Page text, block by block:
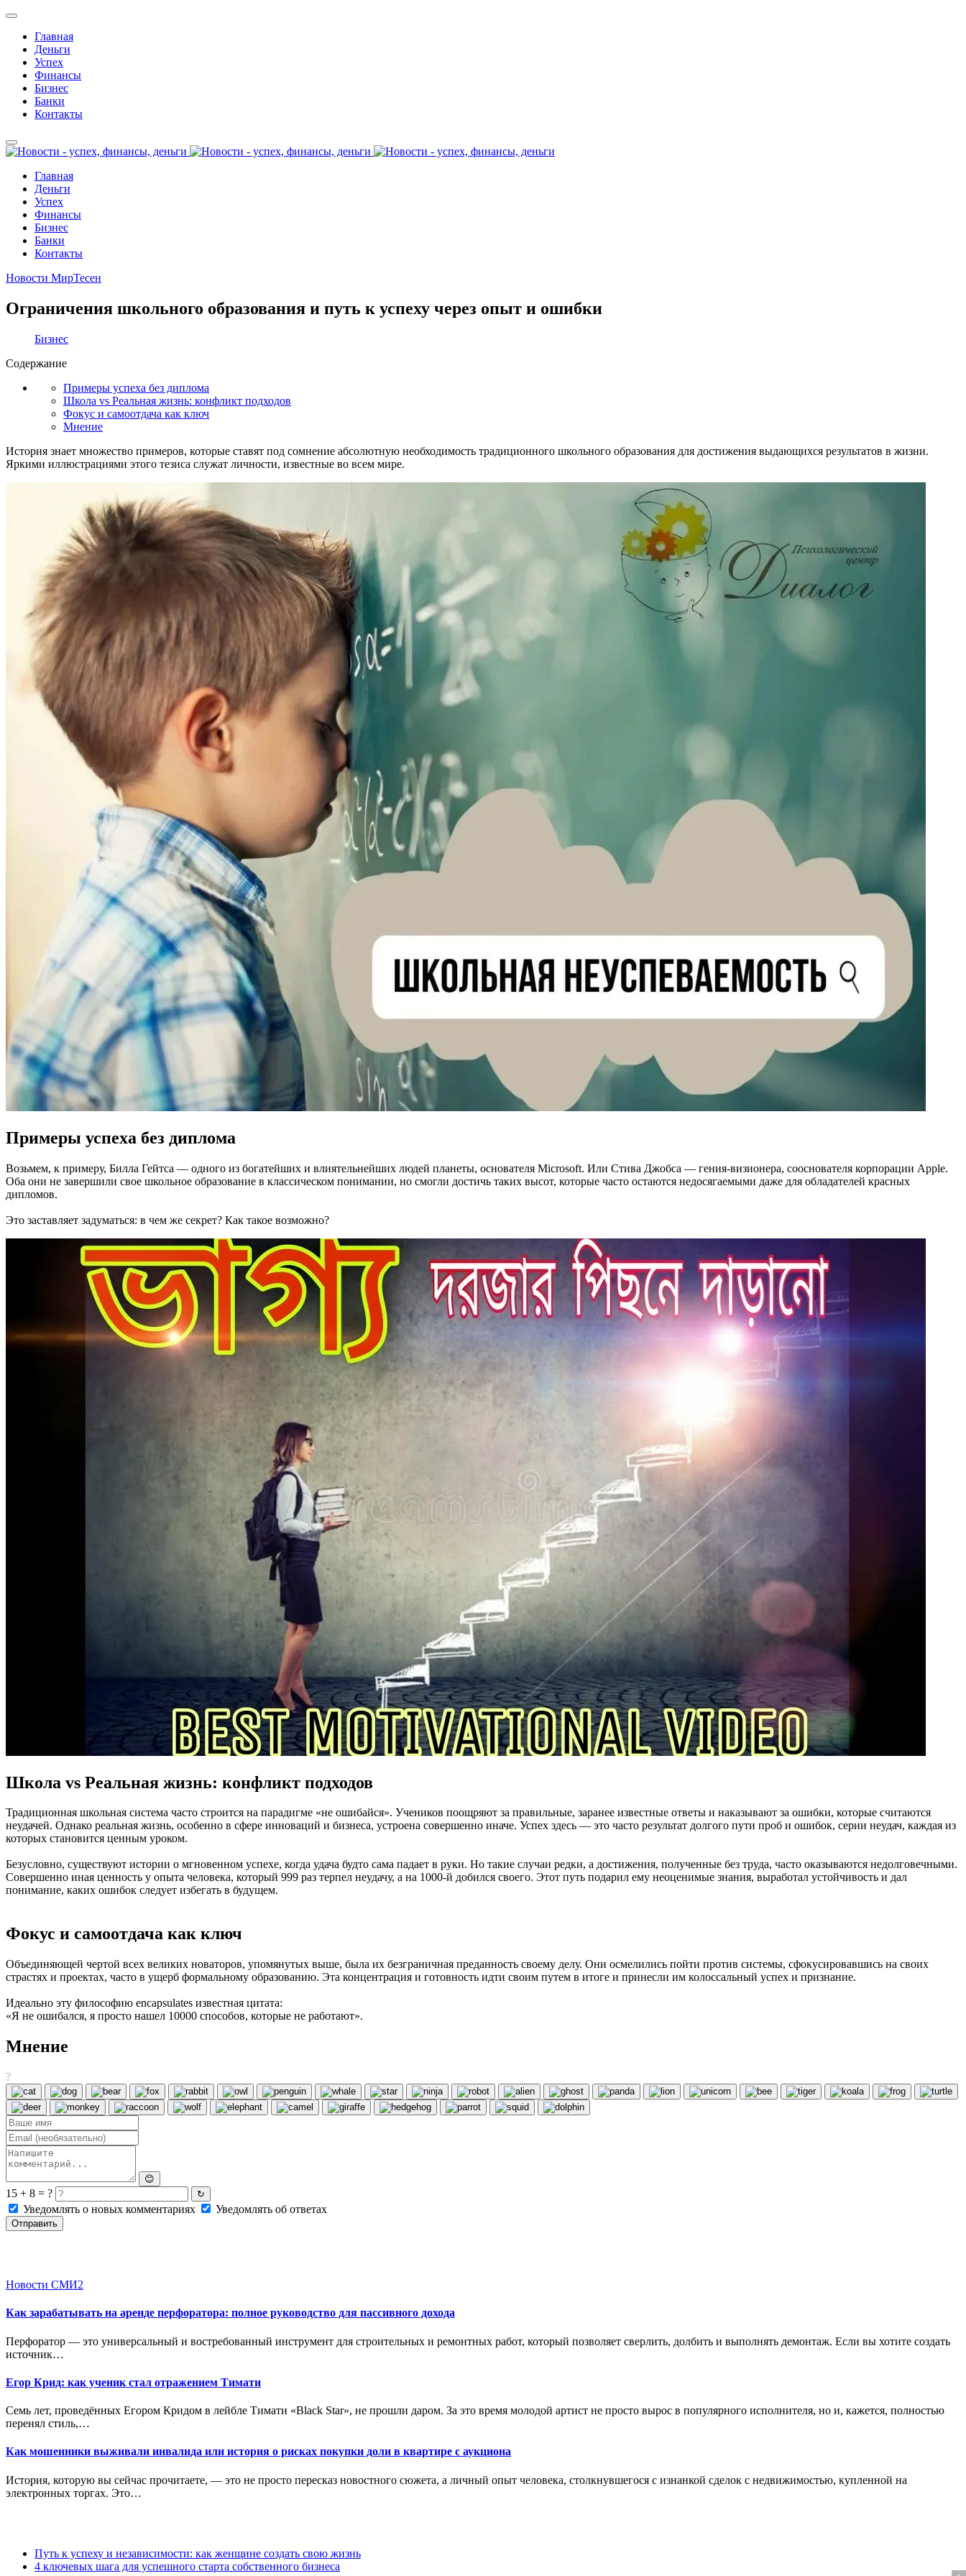
Главная
Деньги
Успех
Финансы
Бизнес
Банки
Контакты
Главная
Деньги
Успех
Финансы
Бизнес
Банки
Контакты
Новости МирТесен
Ограничения школьного образования и путь к успеху через опыт и ошибки
Бизнес
Содержание
Примеры успеха без диплома
Школа vs Реальная жизнь: конфликт подходов
Фокус и самоотдача как ключ
Мнение
История знает множество примеров, которые ставят под сомнение абсолютную необходимость традиционного школьного образования для достижения выдающихся результатов в жизни.
Яркими иллюстрациями этого тезиса служат личности, известные во всем мире.
Примеры успеха без диплома
Возьмем, к примеру, Билла Гейтса — одного из богатейших и влиятельнейших людей планеты, основателя Microsoft. Или Стива Джобса — гения-визионера, сооснователя корпорации Apple.
Оба они не завершили свое школьное образование в классическом понимании, но смогли достичь таких высот, которые часто остаются недосягаемыми даже для обладателей красных
дипломов.
Это заставляет задуматься: в чем же секрет? Как такое возможно?
Школа vs Реальная жизнь: конфликт подходов
Традиционная школьная система часто строится на парадигме «не ошибайся». Учеников поощряют за правильные, заранее известные ответы и наказывают за ошибки, которые считаются
неудачей. Однако реальная жизнь, особенно в сфере инноваций и бизнеса, устроена совершенно иначе. Успех здесь — это часто результат долгого пути проб и ошибок, серии неудач, каждая из
которых становится ценным уроком.
Безусловно, существуют истории о мгновенном успехе, когда удача будто сама падает в руки. Но такие случаи редки, а достижения, полученные без труда, часто оказываются недолговечными.
Совершенно иная ценность у опыта человека, который 999 раз терпел неудачу, а на 1000-й добился своего. Этот путь подарил ему неоценимые знания, выработал устойчивость и дал
понимание, каких ошибок следует избегать в будущем.
Фокус и самоотдача как ключ
Объединяющей чертой всех великих новаторов, упомянутых выше, была их безграничная преданность своему делу. Они осмелились пойти против системы, сфокусировавшись на своих
страстях и проектах, часто в ущерб формальному образованию. Эта концентрация и готовность идти своим путем в итоге и принесли им колоссальный успех и признание.
Идеально эту философию encapsulates известная цитата:
«Я не ошибался, я просто нашел 10000 способов, которые не работают».
Мнение
?
😊
15 + 8 = ? ↻
Уведомлять о новых комментариях Уведомлять об ответах
Отправить
Новости СМИ2
Как зарабатывать на аренде перфоратора: полное руководство для пассивного дохода
Перфоратор — это универсальный и востребованный инструмент для строительных и ремонтных работ, который позволяет сверлить, долбить и выполнять демонтаж. Если вы хотите создать
источник…
Егор Крид: как ученик стал отражением Тимати
Семь лет, проведённых Егором Кридом в лейбле Тимати «Black Star», не прошли даром. За это время молодой артист не просто вырос в популярного исполнителя, но и, кажется, полностью
перенял стиль,…
Как мошенники выживали инвалида или история о рисках покупки доли в квартире с аукциона
История, которую вы сейчас прочитаете, — это не просто пересказ новостного сюжета, а личный опыт человека, столкнувшегося с изнанкой сделок с недвижимостью, купленной на
электронных торгах. Это…
Путь к успеху и независимости: как женщине создать свою жизнь
4 ключевых шага для успешного старта собственного бизнеса